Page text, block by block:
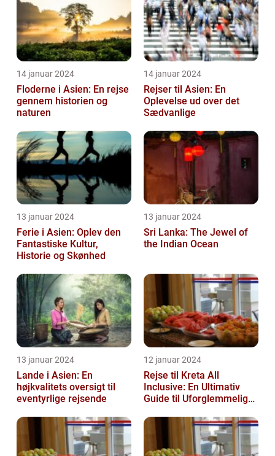
14 januar 2024
Floderne i Asien: En rejse
gennem historien og
naturen
14 januar 2024
Rejser til Asien: En
Oplevelse ud over det
Sædvanlige
13 januar 2024
Ferie i Asien: Oplev den
Fantastiske Kultur,
Historie og Skønhed
13 januar 2024
Sri Lanka: The Jewel of
the Indian Ocean
13 januar 2024
Lande i Asien: En
højkvalitets oversigt til
eventyrlige rejsende
12 januar 2024
Rejse til Kreta All
Inclusive: En Ultimativ
Guide til Uforglemmelige